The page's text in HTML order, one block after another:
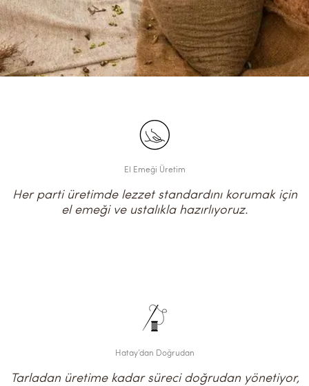
El Emeği Üretim
Her parti üretimde lezzet standardını korumak için
el emeği ve ustalıkla hazırlıyoruz.
Hatay’dan Doğrudan
Tarladan üretime kadar süreci doğrudan yönetiyor,